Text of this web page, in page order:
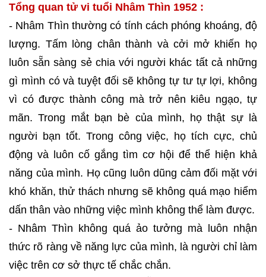
Tổng quan tử vi tuổi Nhâm Thìn 1952 :
- Nhâm Thìn thường có tính cách phóng khoáng, độ
lượng. Tấm lòng chân thành và cởi mở khiến họ
luôn sẵn sàng sẻ chia với người khác tất cả những
gì mình có và tuyệt đối sẽ không tự tư tự lợi, không
vì có được thành công mà trở nên kiêu ngạo, tự
mãn. Trong mắt bạn bè của mình, họ thật sự là
người bạn tốt. Trong công việc, họ tích cực, chủ
động và luôn cố gắng tìm cơ hội để thể hiện khả
năng của mình. Họ cũng luôn dũng cảm đối mặt với
khó khăn, thử thách nhưng sẽ không quá mạo hiểm
dấn thân vào những việc mình không thể làm được.
- Nhâm Thìn không quá ảo tưởng mà luôn nhận
thức rõ ràng về năng lực của mình, là người chỉ làm
việc trên cơ sở thực tế chắc chắn.